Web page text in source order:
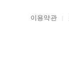
이용약관